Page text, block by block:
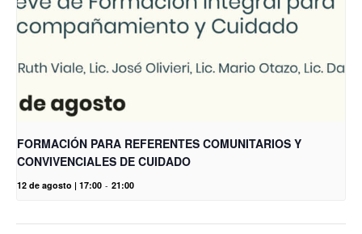
FORMACIÓN PARA REFERENTES COMUNITARIOS Y
CONVIVENCIALES DE CUIDADO
12 de agosto | 17:00 - 21:00